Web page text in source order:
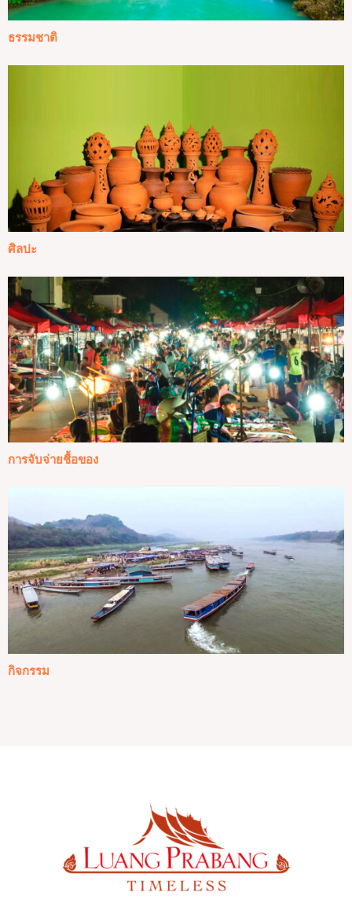
ธรรมชาติ
ศิลปะ
การจับจ่ายชื้อของ
กิจกรรม